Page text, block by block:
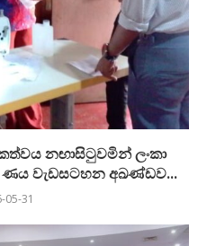
නඟාසිටුවමින් ලංකා
ණය වැඩසටහන අඛණ්ඩව...
05-31